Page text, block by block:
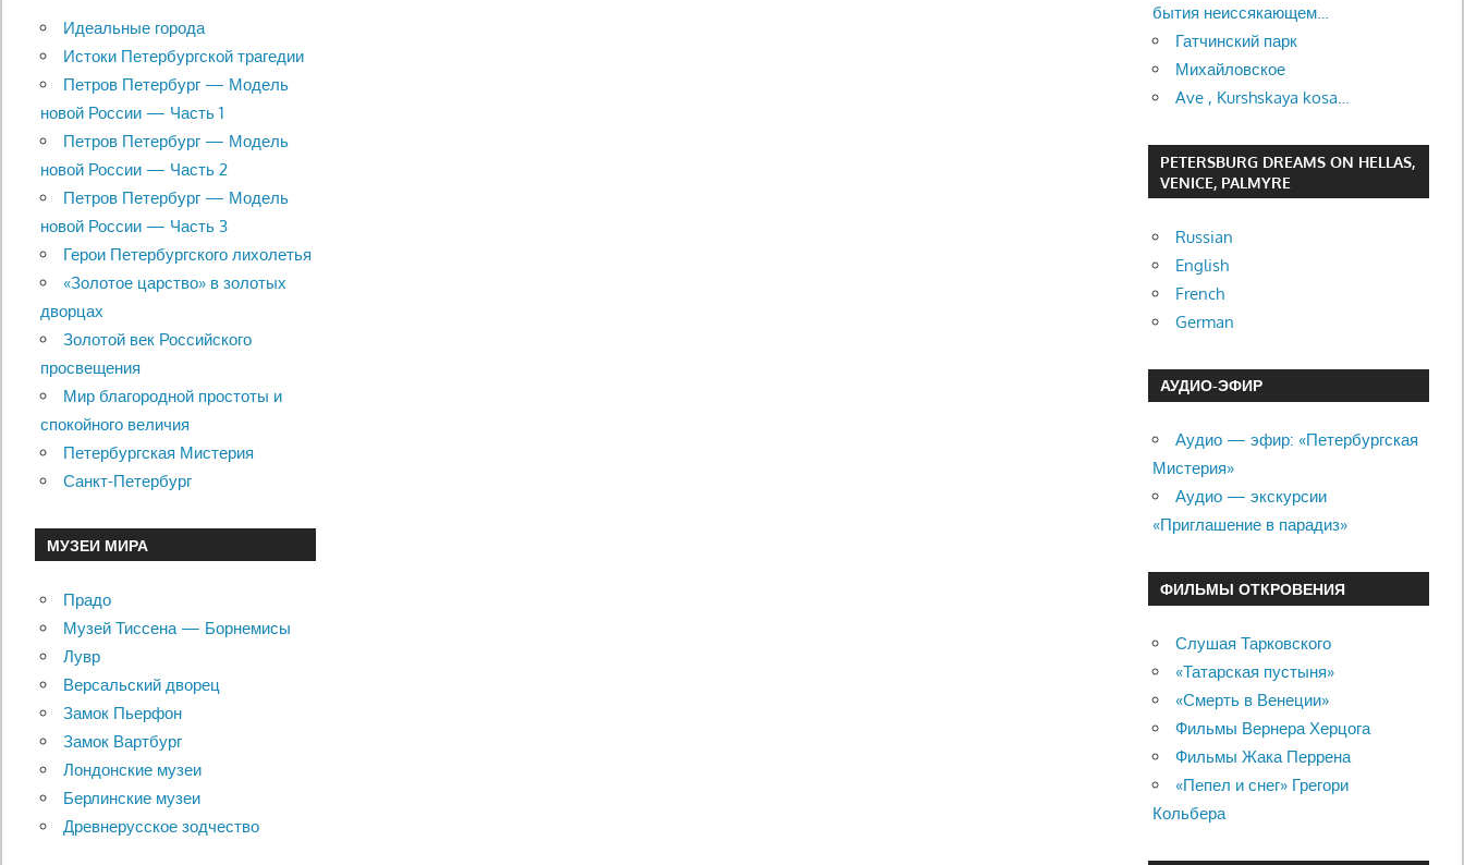
Идеальные города
Истоки Петербургской трагедии
Петров Петербург — Модель
новой России — Часть 1
Петров Петербург — Модель
новой России — Часть 2
Петров Петербург — Модель
новой России — Часть 3
Герои Петербургского лихолетья
«Золотое царство» в золотых
дворцах
Золотой век Российского
просвещения
Мир благородной простоты и
спокойного величия
Петербургская Мистерия
Санкт-Петербург
МУЗЕИ МИРА
Прадо
Музей Тиссена — Борнемисы
Лувр
Версальский дворец
Замок Пьерфон
Замок Вартбург
Лондонские музеи
Берлинские музеи
Древнерусское зодчество
бытия неиссякающем…
Гатчинский парк
Михайловское
Ave , Kurshskaya kosa…
PETERSBURG DREAMS ON HELLAS,
VENICE, PALMYRE
Russian
English
French
German
АУДИО-ЭФИР
Аудио — эфир: «Петербургская
Мистерия»
Аудио — экскурсии
«Приглашение в парадиз»
ФИЛЬМЫ ОТКРОВЕНИЯ
Слушая Тарковского
«Татарская пустыня»
«Смерть в Венеции»
Фильмы Вернера Херцога
Фильмы Жака Перрена
«Пепел и снег» Грегори
Кольбера